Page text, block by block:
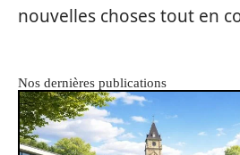
nouvelles choses tout en
Nos dernières publications